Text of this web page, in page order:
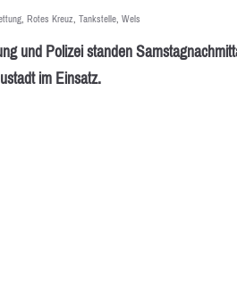
, Rotes Kreuz, Tankstelle, Wels
und Polizei standen
im Einsatz.